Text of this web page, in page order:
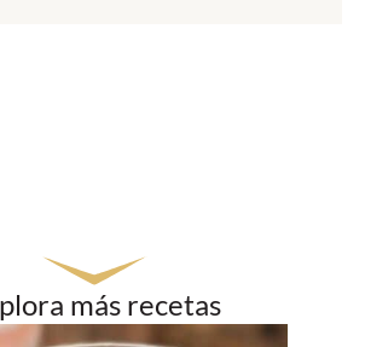
más recetas